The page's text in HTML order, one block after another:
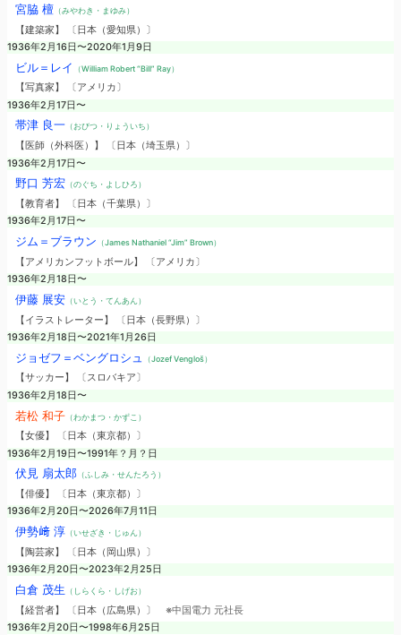
宮脇 檀 （みやわき・まゆみ）
【建築家】 〔日本（愛知県）〕
1936年2月16日〜2020年1月9日
ビル＝レイ （William Robert “Bill” Ray）
【写真家】 〔アメリカ〕
1936年2月17日〜
帯津 良一（おびつ・りょういち）
【医師（外科医）】 〔日本（埼玉県）〕
1936年2月17日〜
野口 芳宏（のぐち・よしひろ）
【教育者】 〔日本（千葉県）〕
1936年2月17日〜
ジム＝ブラウン （James Nathaniel “Jim” Brown）
【アメリカンフットボール】 〔アメリカ〕
1936年2月18日〜
伊藤 展安（いとう・てんあん）
【イラストレーター】 〔日本（長野県）〕
1936年2月18日〜2021年1月26日
ジョゼフ＝ベングロシュ （Jozef Vengloš）
【サッカー】 〔スロバキア〕
1936年2月18日〜
若松 和子（わかまつ・かずこ）
【女優】 〔日本（東京都）〕
1936年2月19日〜1991年？月？日
伏見 扇太郎（ふしみ・せんたろう）
【俳優】 〔日本（東京都）〕
1936年2月20日〜2026年7月11日
伊勢﨑 淳（いせざき・じゅん）
【陶芸家】 〔日本（岡山県）〕
1936年2月20日〜2023年2月25日
白倉 茂生 （しらくら・しげお）
【経営者】 〔日本（広島県）〕 ※中国電力 元社長
1936年2月20日〜1998年6月25日